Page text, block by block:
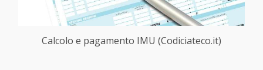
Calcolo e pagamento IMU (Codiciateco.it)